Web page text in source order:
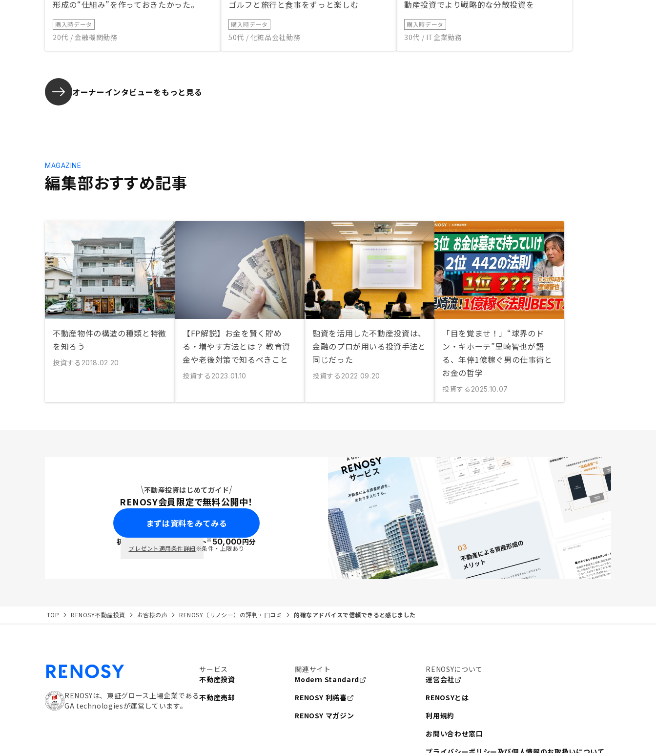
形成の“仕組み”を作っておきたかった。
購入時データ
20代 / 金融機関勤務
ゴルフと旅行と食事をずっと楽しむ
購入時データ
50代 / 化粧品会社勤務
動産投資でより戦略的な分散投資を
購入時データ
30代 / IT企業勤務
オーナーインタビューをもっと見る
編集部おすすめ記事
MAGAZINE
不動産物件の構造の種類と特徴
を知ろう
投資する 2018.02.20
【FP解説】お金を賢く貯め
る・増やす方法とは？ 教育資
金や老後対策で知るべきこと
投資する 2023.01.10
融資を活用した不動産投資は、
金融のプロが用いる投資手法と
同じだった
投資する 2022.09.20
「目を覚ませ！」“球界のド
ン・キホーテ”里崎智也が語
る、年俸1億稼ぐ男の仕事術と
お金の哲学
投資する 2025.10.07
不動産投資はじめてガイド
RENOSY会員限定で無料公開中！
まずは資料をみてみる
初回面談で ポイント※50,000円分
プレゼント適用条件詳細※条件・上限あり
TOP RENOSY不動産投資 お客様の声 RENOSY（リノシー）の評判・口コミ 的確なアドバイスで信頼できると感じました
RENOSYは、東証グロース上場企業である
GA technologiesが運営しています。
サービス
不動産投資
不動産売却
関連サイト
Modern Standard
RENOSY 利諾喜
RENOSY マガジン
RENOSYについて
運営会社
RENOSYとは
利用規約
お問い合わせ窓口